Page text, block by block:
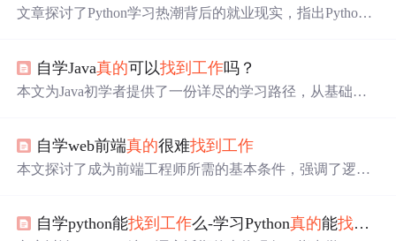
文章探讨了Python学习热潮背后的就业现实，指出Python
往往面临竞争激烈、职位有限的问题。建议学习者理性看
待Python的学习与就业，或选择其他编程语言和低代码工
自学Java真的可以找到 工作吗？
本文为Java初学者提供了一份详尽的学习路径，从基础知
等。自学web前端真的很难找到 工作
本文探讨了成为前端工程师所需的基本条件，强调了逻辑
端工程师职业发展的各个阶段及其关键能力要求。
自学python能找到 工作么-学习Python真的能找到